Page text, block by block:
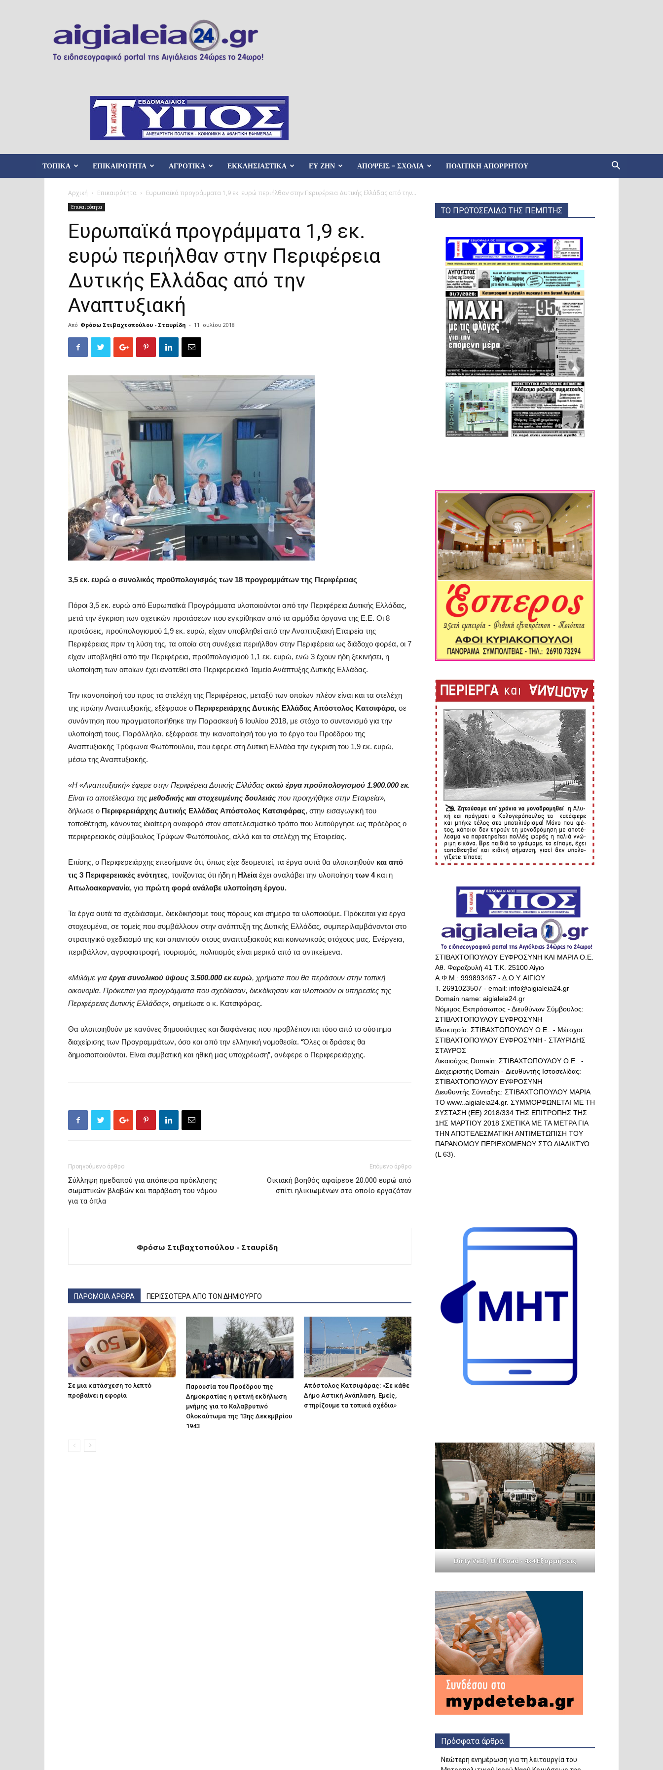
ΤΟΠΙΚΑ ΕΠΙΚΑΙΡΟΤΗΤΑ ΑΓΡΟΤΙΚΑ ΕΚΚΛΗΣΙΑΣΤΙΚΑ ΕΥ ΖΗΝ ΑΠΟΨΕΙΣ – ΣΧΟΛΙΑ ΠΟΛΙΤΙΚΉ ΑΠΟΡΡΉΤΟΥ
Αρχική Επικαιρότητα Ευρωπαϊκά προγράμματα 1,9 εκ. ευρώ περιήλθαν στην Περιφέρεια Δυτικής Ελλάδας από την...
Επικαιρότητα
Ευρωπαϊκά προγράμματα 1,9 εκ.
ευρώ περιήλθαν στην Περιφέρεια
Δυτικής Ελλάδας από την
Αναπτυξιακή
Από Φρόσω Στιβαχτοπούλου - Σταυρίδη - 11 Ιουλίου 2018
3,5 εκ. ευρώ ο συνολικός προϋπολογισμός των 18 προγραμμάτων της Περιφέρειας
Πόροι 3,5 εκ. ευρώ από Ευρωπαϊκά Προγράμματα υλοποιούνται από την Περιφέρεια Δυτικής Ελλάδας,
μετά την έγκριση των σχετικών προτάσεων που εγκρίθηκαν από τα αρμόδια όργανα της Ε.Ε. Οι 8
προτάσεις, προϋπολογισμού 1,9 εκ. ευρώ, είχαν υποβληθεί από την Αναπτυξιακή Εταιρεία της
Περιφέρειας πριν τη λύση της, τα οποία στη συνέχεια περιήλθαν στην Περιφέρεια ως διάδοχο φορέα, οι 7
είχαν υποβληθεί από την Περιφέρεια, προϋπολογισμού 1,1 εκ. ευρώ, ενώ 3 έχουν ήδη ξεκινήσει, η
υλοποίηση των οποίων έχει ανατεθεί στο Περιφερειακό Ταμείο Ανάπτυξης Δυτικής Ελλάδας.
Την ικανοποίησή του προς τα στελέχη της Περιφέρειας, μεταξύ των οποίων πλέον είναι και τα στελέχη
της πρώην Αναπτυξιακής, εξέφρασε ο Περιφερειάρχης Δυτικής Ελλάδας Απόστολος Κατσιφάρα, σε
συνάντηση που πραγματοποιήθηκε την Παρασκευή 6 Ιουλίου 2018, με στόχο το συντονισμό για την
υλοποίησή τους. Παράλληλα, εξέφρασε την ικανοποίησή του για το έργο του Προέδρου της
Αναπτυξιακής Τρύφωνα Φωτόπουλου, που έφερε στη Δυτική Ελλάδα την έγκριση του 1,9 εκ. ευρώ,
μέσω της Αναπτυξιακής.
«Η «Αναπτυξιακή» έφερε στην Περιφέρεια Δυτικής Ελλάδας οκτώ έργα προϋπολογισμού 1.900.000 εκ.
Είναι το αποτέλεσμα της μεθοδικής και στοχευμένης δουλειάς που προηγήθηκε στην Εταιρεία»,
δήλωσε ο Περιφερειάρχης Δυτικής Ελλάδας Απόστολος Κατσιφάρας, στην εισαγωγική του
τοποθέτηση, κάνοντας ιδιαίτερη αναφορά στον αποτελεσματικό τρόπο που λειτούργησε ως πρόεδρος ο
περιφερειακός σύμβουλος Τρύφων Φωτόπουλος, αλλά και τα στελέχη της Εταιρείας.
Επίσης, ο Περιφερειάρχης επεσήμανε ότι, όπως είχε δεσμευτεί, τα έργα αυτά θα υλοποιηθούν και από
τις 3 Περιφερειακές ενότητες, τονίζοντας ότι ήδη η Ηλεία έχει αναλάβει την υλοποίηση των 4και η
Αιτωλοακαρνανία, για πρώτη φορά ανάλαβε υλοποίηση έργου.
Τα έργα αυτά τα σχεδιάσαμε, διεκδικήσαμε τους πόρους και σήμερα τα υλοποιούμε. Πρόκειται για έργα
στοχευμένα, σε τομείς που συμβάλλουν στην ανάπτυξη της Δυτικής Ελλάδας, συμπεριλαμβάνονται στο
στρατηγικό σχεδιασμό της και απαντούν στους αναπτυξιακούς και κοινωνικούς στόχους μας. Ενέργεια,
περιβάλλον, αγροφιατροφή, τουρισμός, πολιτισμός είναι μερικά από τα αντικείμενα.
«Μιλάμε για έργα συνολικού ύψους 3.500.000 εκ ευρώ, χρήματα που θα περάσουν στην τοπική
οικονομία. Πρόκειται για προγράμματα που σχεδίασαν, διεκδίκησαν και υλοποιούν οι υπηρεσίες της
Περιφέρειας Δυτικής Ελλάδας», σημείωσε ο κ. Κατσιφάρας.
Θα υλοποιηθούν με κανόνες δημοσιότητες και διαφάνειας που προβλέπονται τόσο από το σύστημα
διαχείρισης των Προγραμμάτων, όσο και από την ελληνική νομοθεσία. “Όλες οι δράσεις θα
δημοσιοποιούνται. Είναι συμβατική και ηθική μας υποχρέωση”, ανέφερε ο Περιφερειάρχης.
Προηγούμενο άρθρο
Σύλληψη ημεδαπού για απόπειρα πρόκλησης
σωματικών βλαβών και παράβαση του νόμου
για τα όπλα
Επόμενο άρθρο
Οικιακή βοηθός αφαίρεσε 20.000 ευρώ από
σπίτι ηλικιωμένων στο οποίο εργαζόταν
Φρόσω Στιβαχτοπούλου - Σταυρίδη
ΠΑΡΟΜΟΙΑ ΑΡΘΡΑ ΠΕΡΙΣΣΟΤΕΡΑ ΑΠΟ ΤΟΝ ΔΗΜΙΟΥΡΓΟ
Σε μια κατάσχεση το λεπτό
προβαίνει η εφορία
Παρουσία του Προέδρου της
Δημοκρατίας η φετινή εκδήλωση
μνήμης για το Καλαβρυτινό
Ολοκαύτωμα της 13ης Δεκεμβρίου
1943
Απόστολος Κατσιφάρας: «Σε κάθε
Δήμο Αστική Ανάπλαση. Εμείς,
στηρίζουμε τα τοπικά σχέδια»
ΤΟ ΠΡΩΤΟΣΕΛΙΔΟ ΤΗΣ ΠΕΜΠΤΗΣ
ΣΤΙΒΑΧΤΟΠΟΥΛΟΥ ΕΥΦΡΟΣΥΝΗ ΚΑΙ ΜΑΡΙΑ Ο.Ε.
Αθ. Φαραζουλή 41 Τ.Κ. 25100 Αίγιο
Α.Φ.Μ.: 999893467 - Δ.Ο.Υ. ΑΙΓΙΟΥ
Τ. 2691023507 - email: info@aigialeia24.gr
Domain name: aigialeia24.gr
Νόμιμος Εκπρόσωπος - Διευθύνων Σύμβουλος:
ΣΤΙΒΑΧΤΟΠΟΥΛΟΥ ΕΥΦΡΟΣΥΝΗ
Ιδιοκτησία: ΣΤΙΒΑΧΤΟΠΟΥΛΟΥ Ο.Ε.. - Μέτοχοι:
ΣΤΙΒΑΧΤΟΠΟΥΛΟΥ ΕΥΦΡΟΣΥΝΗ - ΣΤΑΥΡΙΔΗΣ
ΣΤΑΥΡΟΣ
Δικαιούχος Domain: ΣΤΙΒΑΧΤΟΠΟΥΛΟΥ Ο.Ε.. -
Διαχειριστής Domain - Διευθυντής Ιστοσελίδας:
ΣΤΙΒΑΧΤΟΠΟΥΛΟΥ ΕΥΦΡΟΣΥΝΗ
Διευθυντής Σύνταξης: ΣΤΙΒΑΧΤΟΠΟΥΛΟΥ ΜΑΡΙΑ
ΤΟ www..aigialeia24.gr. ΣΥΜΜΟΡΦΩΝΕΤΑΙ ΜΕ ΤΗ
ΣΥΣΤΑΣΗ (ΕΕ) 2018/334 ΤΗΣ ΕΠΙΤΡΟΠΗΣ ΤΗΣ
1ΗΣ ΜΑΡΤΙΟΥ 2018 ΣΧΕΤΙΚΑ ΜΕ ΤΑ ΜΕΤΡΑ ΓΙΑ
ΤΗΝ ΑΠΟΤΕΛΕΣΜΑΤΙΚΗ ΑΝΤΙΜΕΤΩΠΙΣΗ ΤΟΥ
ΠΑΡΑΝΟΜΟΥ ΠΕΡΙΕΧΟΜΕΝΟΥ ΣΤΟ ΔΙΑΔΙΚΤΥΟ
(L 63).
Dirty VeDi, Off Road - 4x4 Εξορμήσεις
Πρόσφατα άρθρα
Νεώτερη ενημέρωση για τη λειτουργία του